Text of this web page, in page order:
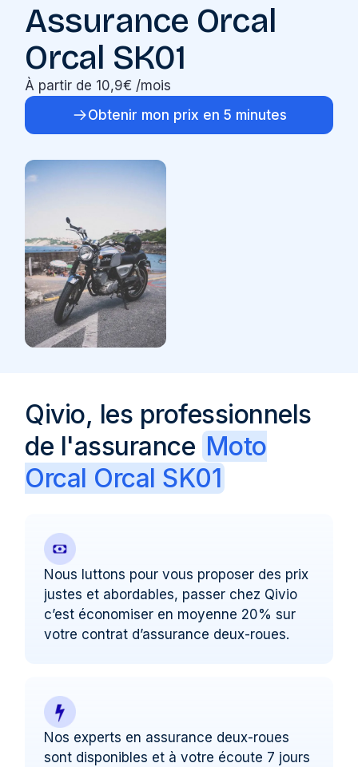
Assurance Orcal
Orcal SK01
À partir de 10,9€ /mois
Obtenir mon prix en 5 minutes
Qivio, les professionnels
de l'assurance Moto
Orcal Orcal SK01
Nous luttons pour vous proposer des prix
justes et abordables, passer chez Qivio
c’est économiser en moyenne 20% sur
votre contrat d’assurance deux-roues.
Nos experts en assurance deux-roues
sont disponibles et à votre écoute 7 jours